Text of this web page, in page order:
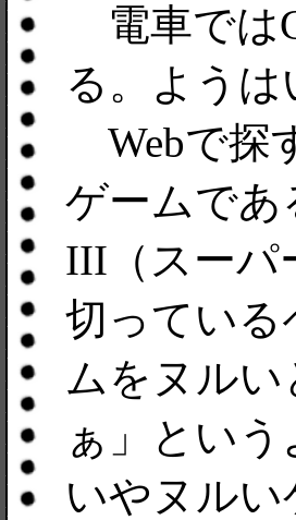
電車では
る。よう
Webで探
ゲームであ
III（スーパ
切っている
ムをヌル
ぁ」とい
いやヌル